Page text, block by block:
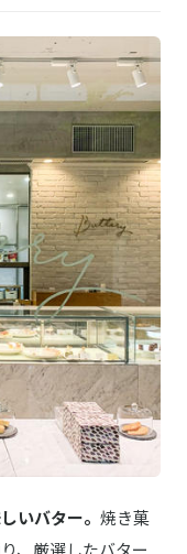
いバター。 焼き菓
、厳選したバター